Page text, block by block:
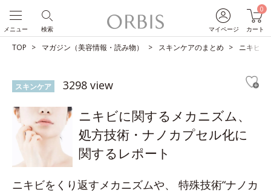
マイページ
0
カート
検索
メニュー
TOP マガジン（美容情報・読み物） スキンケアのまとめ ニキビに
スキンケア 3298 view
ニキビに関するメカニズム、
処方技術・ナノカプセル化に
関するレポート
ニキビをくり返すメカニズムや、 特殊技術“ナノカ